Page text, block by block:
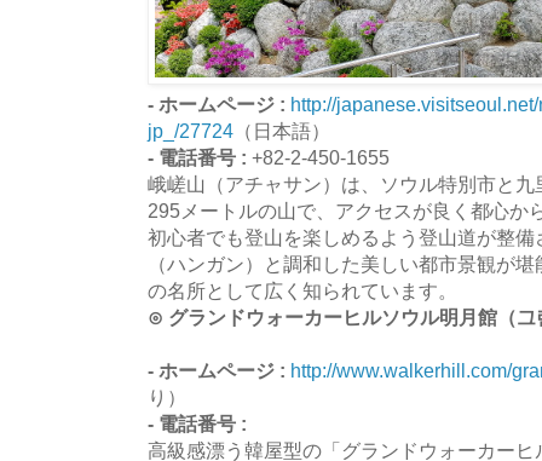
- ホームページ : http://
jp_/27724 （日本語）
- 電話番号 : +82-2-450-1655
峨嵯山（アチャサン）は、ソウル特別市と
295メートルの山で、アクセスが良く都心か
初心者でも登山を楽しめるよう登山道が整
（ハンガン）と調和した美しい都市景観が
の名所として広く知られています。
⊙ グランドウォーカーヒルソウル明月館（
- ホームページ : http://www.walkerhill.com/
り）
- 電話番号 :
高級感漂う韓屋型の「グランドウォーカー